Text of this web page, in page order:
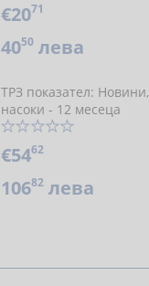
€2071
4050лева
ТРЗ показател:
насоки - 12 месеца
€5462
10682лева